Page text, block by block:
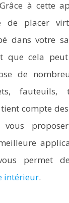
à cette
de placer
dans votre
que cela
de
fauteuils,
compte
permet
intérieur.